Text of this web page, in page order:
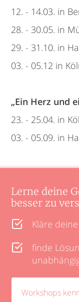
12. - 14.03. in
28. - 30.05. in
29. - 31.10. in
03. - 05.12 in
„Ein Herz und
23. - 25.04. in
03. - 05.09. in
Lerne deine
besser zu
Kläre
finde
Workshops